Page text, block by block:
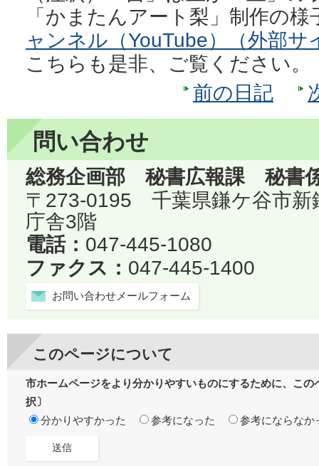
「かまたんアート梨」制作の様
ャンネル（YouTube）（外部サ
こちらも是非、ご覧ください。
前の日記
問い合わせ
総務企画部 秘書広報課 秘書
〒273-0195 千葉県鎌ケ谷市
庁舎3階
電話： 047-445-1080
ファクス： 047-445-1400
お問い合わせメールフォーム
このページについて
市ホームページをより分かりやすいものにするために、こ
択〕
分かりやすかった
参考になった 参考にならなか